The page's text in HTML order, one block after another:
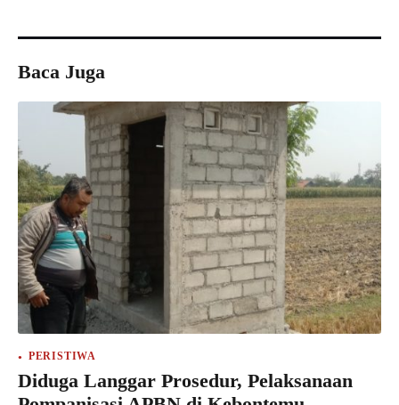
Baca Juga
PERISTIWA
Diduga Langgar Prosedur, Pelaksanaan